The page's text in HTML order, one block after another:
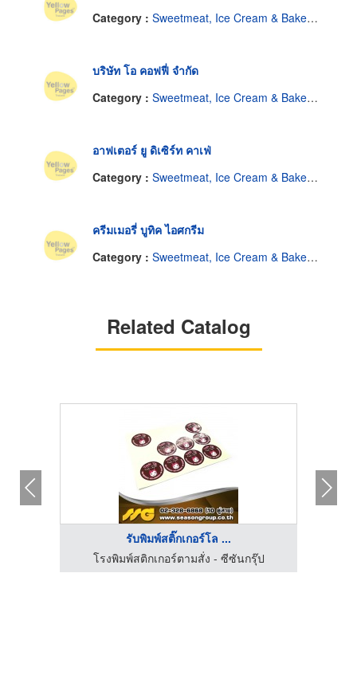
Category : Sweetmeat, Ice Cream & Bakery-Shop
บริษัท โอ คอฟฟี่ จำกัด
Category : Sweetmeat, Ice Cream & Bakery-Shop
อาฟเตอร์ ยู ดิเซิร์ท คาเฟ่
Category : Sweetmeat, Ice Cream & Bakery-Shop
ครีมเมอรี่ บูทิค ไอศกรีม
Category : Sweetmeat, Ice Cream & Bakery-Shop
Related Catalog
รับพิมพ์สติ๊กเกอร์โล ...
โรงพิมพ์สติกเกอร์ตามสั่ง - ซีซันกรุ๊ป